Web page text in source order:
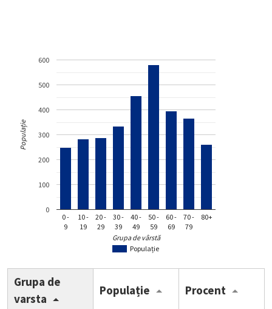
Populație
0 -
9
10 -
19
20 -
29
30 -
39
40 -
49
50 -
59
60 -
69
70 -
79
80+
0
100
200
300
400
500
600
Grupa de vârstă
Populație
Grupa de
varsta
Populație Procent